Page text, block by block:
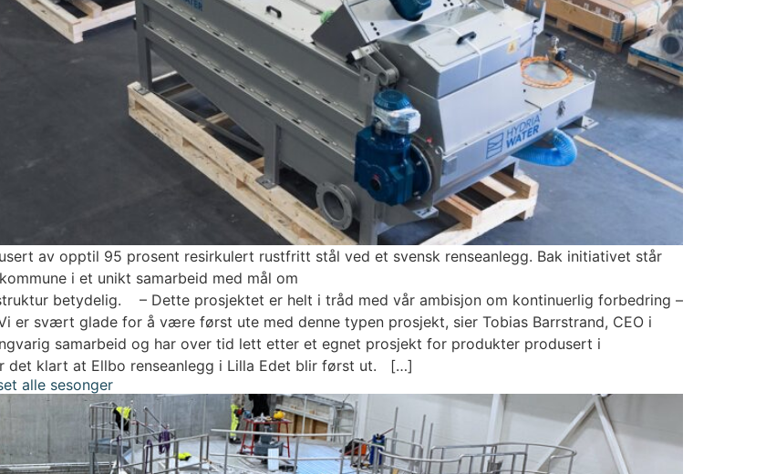
av opptil 95 prosent resirkulert rustfritt stål ved et svensk renseanlegg. Bak initiativet står
i et unikt samarbeid med mål om
betydelig. – Dette prosjektet er helt i tråd med vår ambisjon om kontinuerlig forbedring –
er svært glade for å være først ute med denne typen prosjekt, sier Tobias Barrstrand, CEO i
samarbeid og har over tid lett etter et egnet prosjekt for produkter produsert i
det klart at Ellbo renseanlegg i Lilla Edet blir først ut. […]
alle sesonger